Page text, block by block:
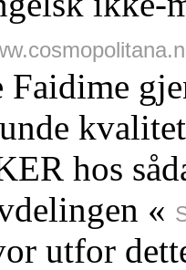
Faidime
hos
«
utfor